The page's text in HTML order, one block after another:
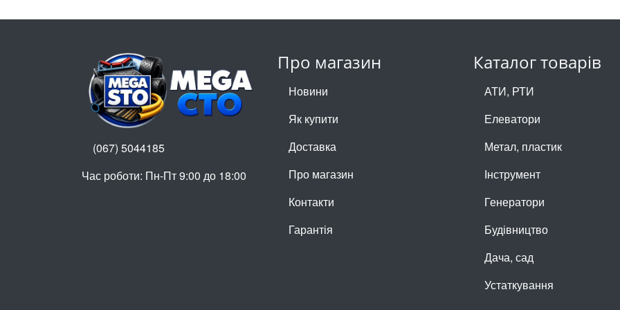
Про магазин
Новини
Як купити
Доставка
Про магазин
Контакти
Гарантія
Каталог товарів
АТИ, РТИ
Елеватори
Метал, пластик
Інструмент
Генератори
Будівництво
Дача, сад
Устаткування
(067) 5044185
Час роботи: Пн-Пт 9:00 до 18:00